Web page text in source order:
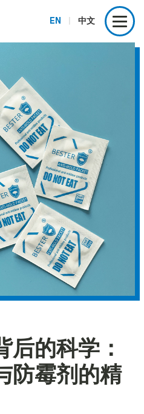
EN 中文
后的科学：
防霉剂的精